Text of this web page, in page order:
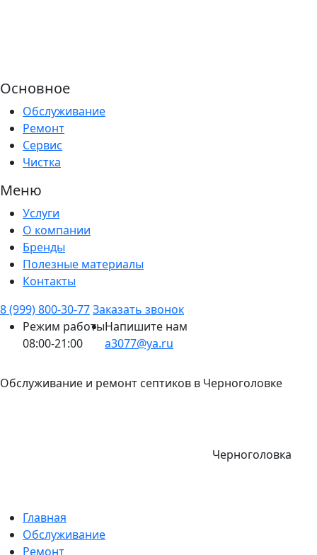
Основное
Обслуживание
Ремонт
Сервис
Чистка
Меню
Услуги
О компании
Бренды
Полезные материалы
Контакты
8 (999) 800-30-77Заказать звонок
Режим работы
08:00-21:00
Напишите нам
a3077@ya.ru
Обслуживание и ремонт септиков в Черноголовке
Черноголовка
Главная
Обслуживание
Ремонт